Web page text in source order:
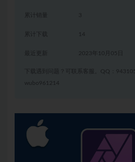
累计销量 3
累计下载 14
2023年10月05日
下载遇到问题？可联系客服。QQ：
wubo961214